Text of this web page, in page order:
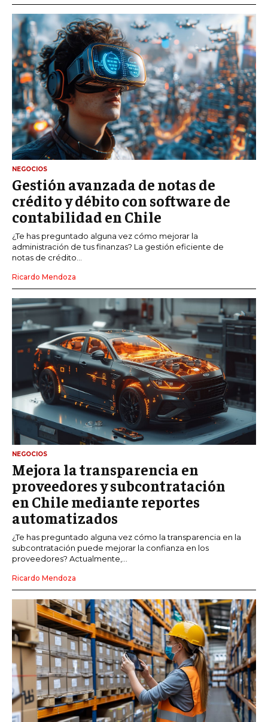
NEGOCIOS
Gestión avanzada de notas de
crédito y débito con software de
contabilidad en Chile
¿Te has preguntado alguna vez cómo mejorar la
administración de tus finanzas? La gestión eficiente de
notas de crédito...
Ricardo Mendoza
NEGOCIOS
Mejora la transparencia en
proveedores y subcontratación
en Chile mediante reportes
automatizados
¿Te has preguntado alguna vez cómo la transparencia en la
subcontratación puede mejorar la confianza en los
proveedores? Actualmente,...
Ricardo Mendoza